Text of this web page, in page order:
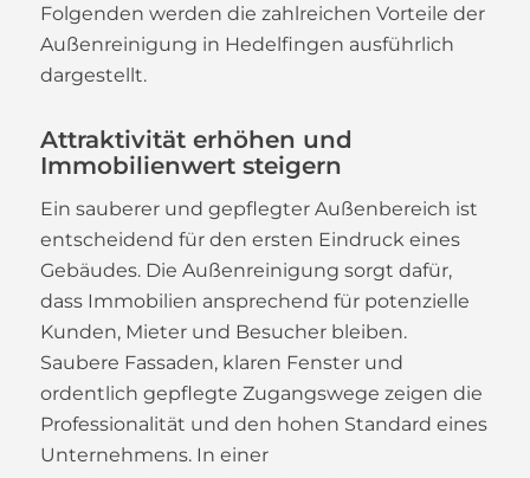
Folgenden werden die zahlreichen Vorteile der
Außenreinigung in Hedelfingen ausführlich
dargestellt.
Attraktivität erhöhen und
Immobilienwert steigern
Ein sauberer und gepflegter Außenbereich ist
entscheidend für den ersten Eindruck eines
Gebäudes. Die Außenreinigung sorgt dafür,
dass Immobilien ansprechend für potenzielle
Kunden, Mieter und Besucher bleiben.
Saubere Fassaden, klaren Fenster und
ordentlich gepflegte Zugangswege zeigen die
Professionalität und den hohen Standard eines
Unternehmens. In einer